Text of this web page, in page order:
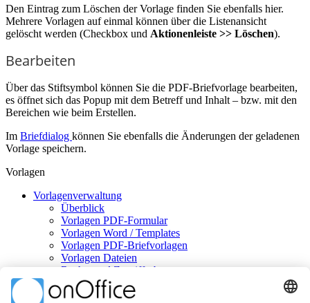
Den Eintrag zum Löschen der Vorlage finden Sie ebenfalls hier.
Mehrere Vorlagen auf einmal können über die Listenansicht
gelöscht werden (Checkbox und Aktionenleiste >> Löschen).
Bearbeiten
Über das Stiftsymbol können Sie die PDF-Briefvorlage bearbeiten,
es öffnet sich das Popup mit dem Betreff und Inhalt – bzw. mit den
Bereichen wie beim Erstellen.
Im Briefdialog können Sie ebenfalls die Änderungen der geladenen
Vorlage speichern.
Vorlagen
Vorlagenverwaltung
Überblick
Vorlagen PDF-Formular
Vorlagen Word / Templates
Vorlagen PDF-Briefvorlagen
Vorlagen Dateien
Rechte und Zugriffsebene
Vorlagen E-Mail
Web-Exposé